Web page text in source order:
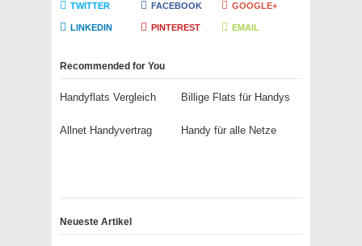
TWITTER FACEBOOK GOOGLE+
LINKEDIN PINTEREST EMAIL
Recommended for You
Handyflats Vergleich Billige Flats für Handys
Allnet Handyvertrag Handy für alle Netze
Neueste Artikel